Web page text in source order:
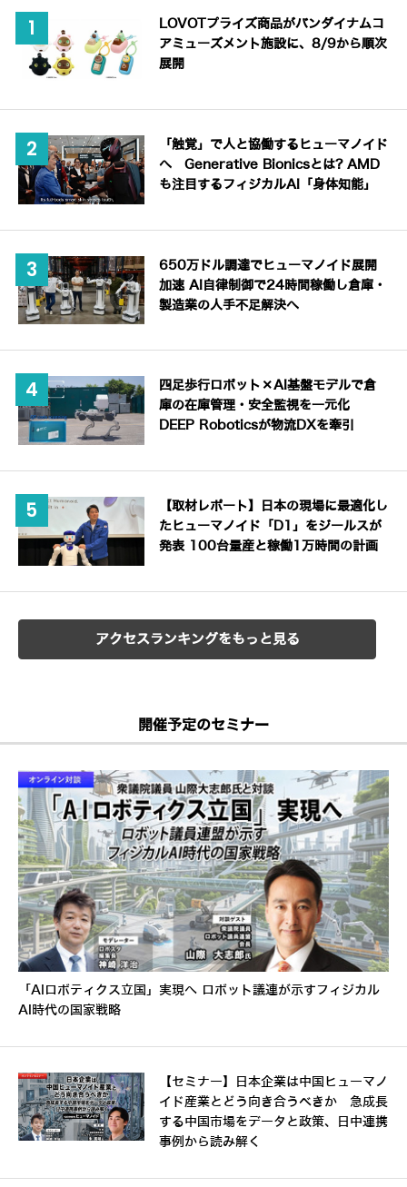
LOVOTプライズ商品がバンダイナムコ
アミューズメント施設に、8/9から順次
展開
「触覚」で人と協働するヒューマノイド
へ Generative Bionicsとは? AMD
も注目するフィジカルAI「身体知能」
650万ドル調達でヒューマノイド展開
加速 AI自律制御で24時間稼働し倉庫・
製造業の人手不足解決へ
四足歩行ロボット×AI基盤モデルで倉
庫の在庫管理・安全監視を一元化
DEEP Roboticsが物流DXを牽引
【取材レポート】日本の現場に最適化し
たヒューマノイド「D1」をジールスが
発表 100台量産と稼働1万時間の計画
アクセスランキングをもっと見る
開催予定のセミナー
「AIロボティクス立国」実現へ ロボット議連が示すフィジカル
AI時代の国家戦略
【セミナー】日本企業は中国ヒューマノ
イド産業とどう向き合うべきか 急成長
する中国市場をデータと政策、日中連携
事例から読み解く